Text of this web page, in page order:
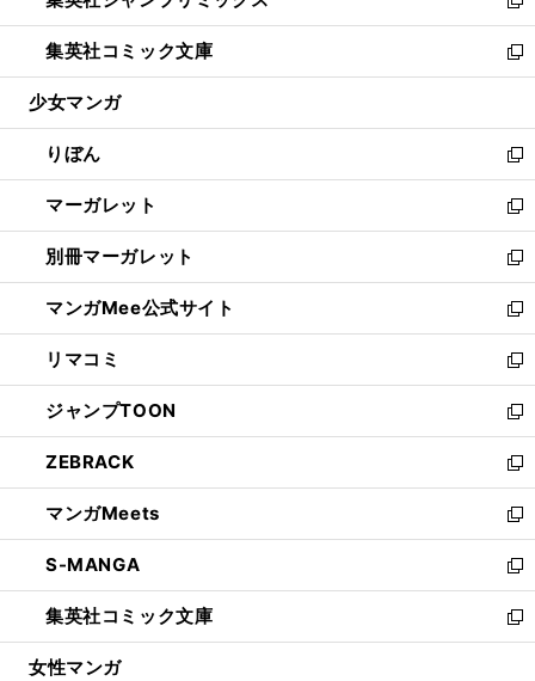
開
く
ウ
で
開
ン
ド
ウ
開
く
ウ
ィ
ン
ウ
で
開
く
新
し
い
ウ
ン
ド
ウ
で
開
く
集英社コミック文庫
新
し
ウ
ィ
ン
ド
ウ
で
開
く
少女マンガ
りぼん
新
し
い
ウ
ィ
ン
ド
ウ
で
開
く
マーガレット
新
し
い
ウ
ィ
ン
ド
ウ
で
開
く
別冊マーガレット
新
し
い
ウ
ィ
ン
ド
ウ
で
開
く
マンガMee公式サイト
新
し
い
ウ
ィ
ン
ド
ウ
で
開
く
リマコミ
新
し
い
ウ
ィ
ン
ド
ウ
で
開
く
ジャンプTOON
新
し
い
ウ
ィ
ン
ド
ウ
で
開
ZEBRACK
新
し
い
ウ
ィ
ン
ド
ウ
マンガMeets
新
し
い
ウ
ィ
ン
S-MANGA
新
し
い
ウ
集英社コミック文庫
新
し
女性マンガ